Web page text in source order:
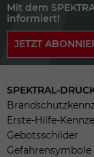
Mit dem
informiert!
JETZT
SPEKTRAL-
Erste-Hilfe-
Gebotsschilder